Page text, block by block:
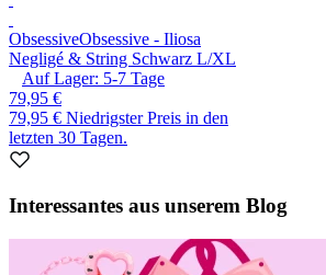
ObsessiveObsessive - Iliosa
Negligé & String Schwarz L/XL
Auf Lager: 5-7 Tage
79,95 €
79,95 € Niedrigster Preis in den
letzten 30 Tagen.
Interessantes aus unserem Blog